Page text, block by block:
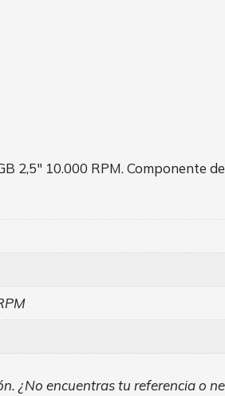
2,5″ 10.000 RPM.
¿No encuentras tu referencia o